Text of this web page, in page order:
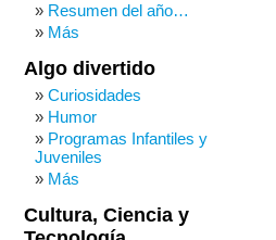
Resumen del año…
Más
Algo divertido
Curiosidades
Humor
Programas Infantiles y
Juveniles
Más
Cultura, Ciencia y